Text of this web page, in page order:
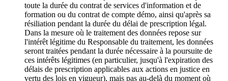
toute la durée du contrat de services d'information et de
formation ou du contrat de compte démo, ainsi qu'après sa
résiliation pendant la durée du délai de prescription légal.
Dans la mesure où le traitement des données repose sur
l'intérêt légitime du Responsable du traitement, les données
seront traitées pendant la durée nécessaire à la poursuite de
ces intérêts légitimes (en particulier, jusqu'à l'expiration des
délais de prescription applicables aux actions en justice en
vertu des lois en vigueur), mais pas au-delà du moment où